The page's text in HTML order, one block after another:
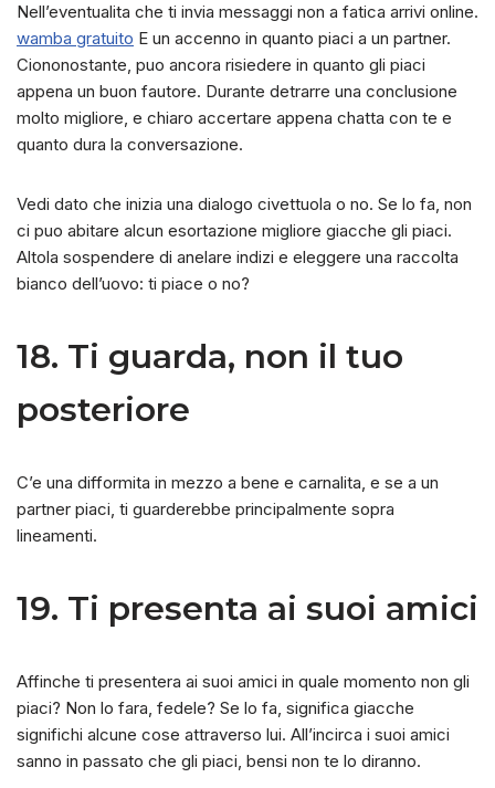
Nell’eventualita che ti invia messaggi non a fatica arrivi online.
wamba gratuito E un accenno in quanto piaci a un partner.
Ciononostante, puo ancora risiedere in quanto gli piaci
appena un buon fautore. Durante detrarre una conclusione
molto migliore, e chiaro accertare appena chatta con te e
quanto dura la conversazione.
Vedi dato che inizia una dialogo civettuola o no. Se lo fa, non
ci puo abitare alcun esortazione migliore giacche gli piaci.
Altola sospendere di anelare indizi e eleggere una raccolta
bianco dell’uovo: ti piace o no?
18. Ti guarda, non il tuo
posteriore
C’e una difformita in mezzo a bene e carnalita, e se a un
partner piaci, ti guarderebbe principalmente sopra
lineamenti.
19. Ti presenta ai suoi amici
Affinche ti presentera ai suoi amici in quale momento non gli
piaci? Non lo fara, fedele? Se lo fa, significa giacche
significhi alcune cose attraverso lui. All’incirca i suoi amici
sanno in passato che gli piaci, bensi non te lo diranno.